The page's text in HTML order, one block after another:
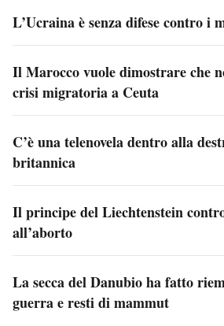
L’Ucraina è senza difese contro i
Il Marocco vuole dimostrare che
crisi migratoria a Ceuta
C’è una telenovela dentro alla
britannica
Il principe del Liechtenstein
all’aborto
La secca del Danubio ha fatto
guerra e resti di mammut